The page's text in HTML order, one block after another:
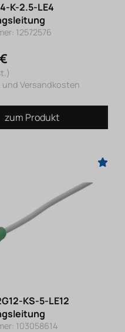
K-2.5-LE4
12572576
und Versandkosten
zum Produkt
KS-5-LE12
103058614